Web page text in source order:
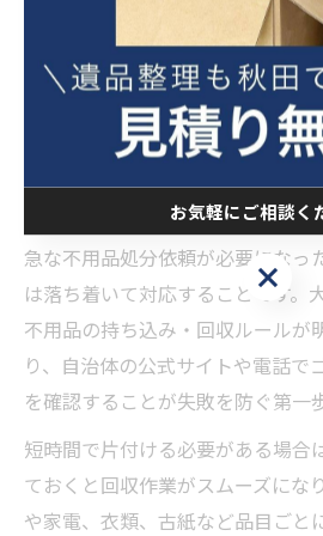
こんな時どうする
用品処分準備術
急な不用品処分依頼時の準備ポ
急な不用品処分依頼が必要になっ
は落ち着いて対応することです。
不用品の持ち込み・回収ルールが
り、自治体の公式サイトや電話で
を確認することが失敗を防ぐ第一
短時間で片付ける必要がある場合
ておくと回収作業がスムーズにな
や家電、衣類、古紙など品目ごと
お気軽にご相談く
お気軽にご相談く